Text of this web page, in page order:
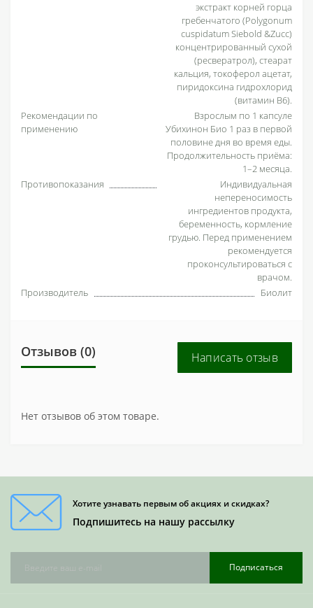
экстракт корней горца
гребенчатого (Polygonum
cuspidatum Siebold &Zucc)
концентрированный сухой
(ресвератрол), стеарат
кальция, токоферол ацетат,
пиридоксина гидрохлорид
(витамин В6).
Рекомендации по
применению
Взрослым по 1 капсуле
Убихинон Био 1 раз в первой
половине дня во время еды.
Продолжительность приёма:
1–2 месяца.
Противопоказания
Индивидуальная
непереносимость
ингредиентов продукта,
беременность, кормление
грудью. Перед применением
рекомендуется
проконсультироваться с
врачом.
Производитель
Биолит
Отзывов (0) Написать отзыв
Нет отзывов об этом товаре.
Хотите узнавать первым об акциях и скидках?
Подпишитесь на нашу рассылку
Подписаться